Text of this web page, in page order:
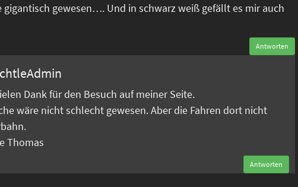
gigantisch gewesen…. Und in schwarz weiß gefällt es mir auch
Antworten
Dank für den Besuch auf meiner Seite.
wäre nicht schlecht gewesen. Aber die Fahren dort nicht
Thomas
Antworten